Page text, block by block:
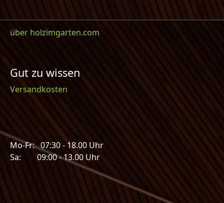
über holzimgarten.com
Gut zu wissen
Versandkosten
Mo-Fr: 07:30 - 18.00 Uhr
Sa: 09:00 - 13.00 Uhr